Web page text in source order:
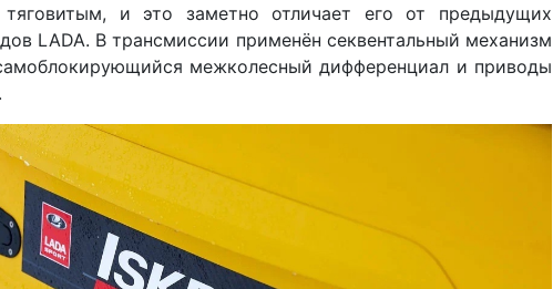
и это заметно отличает его от предыдущих
LADA. В трансмиссии применён секвентальный механизм
межколесный дифференциал и приводы